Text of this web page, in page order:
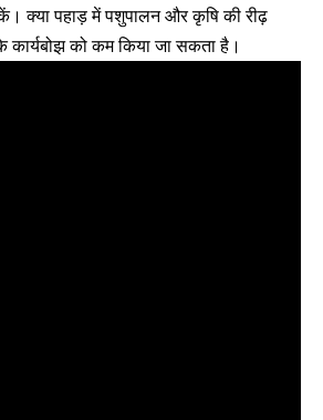
क्या पहाड़ में पशुपालन और कृषि की रीढ़
कार्यबोझ को कम किया जा सकता है।